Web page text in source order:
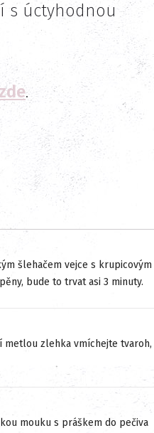
s úctyhodnou
.
šlehačem vejce s krupicovým
bude to trvat asi 3 minuty.
metlou zlehka vmíchejte tvaroh,
mouku s práškem do pečiva